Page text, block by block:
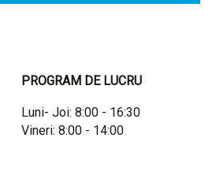
PROGRAM DE LUCRU
Luni- Joi: 8:00 - 16:30
Vineri: 8:00 - 14:00